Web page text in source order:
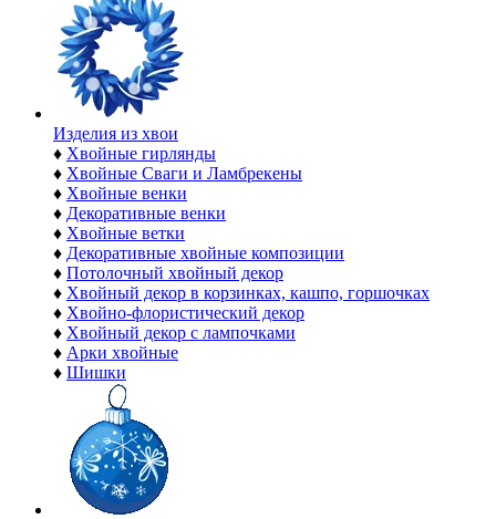
Изделия из хвои
♦ Хвойные гирлянды
♦ Хвойные Сваги и Ламбрекены
♦ Хвойные венки
♦ Декоративные венки
♦ Хвойные ветки
♦ Декоративные хвойные композиции
♦ Потолочный хвойный декор
♦ Хвойный декор в корзинках, кашпо, горшочках
♦ Хвойно-флористический декор
♦ Хвойный декор с лампочками
♦ Арки хвойные
♦ Шишки